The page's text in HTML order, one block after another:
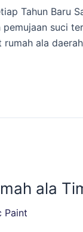
Tahun Baru
suci
ala daerah
ala
Paint